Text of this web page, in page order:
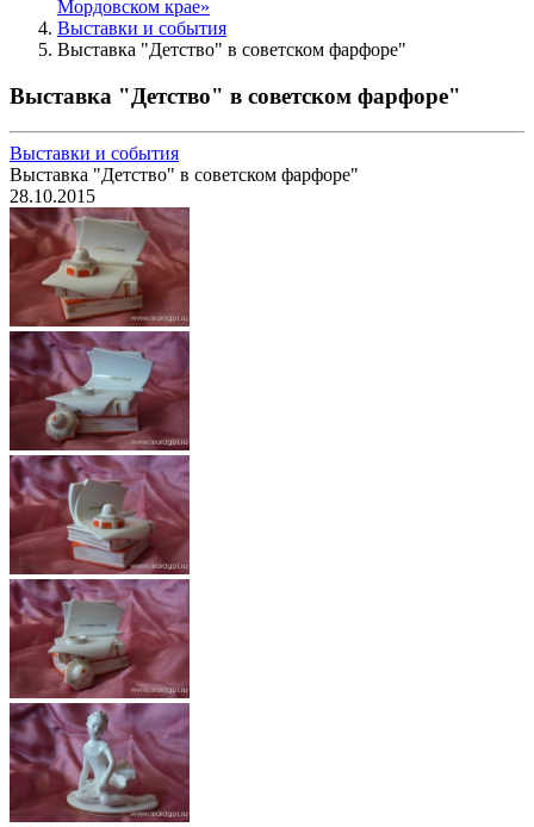
Мордовском крае»
Выставки и события
Выставка "Детство" в советском фарфоре"
Выставка "Детство" в советском фарфоре"
Выставки и события
Выставка "Детство" в советском фарфоре"
28.10.2015